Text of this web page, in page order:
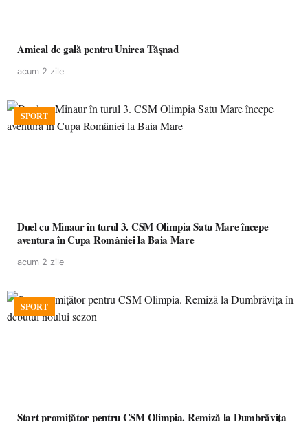
Amical de gală pentru Unirea Tășnad
acum 2 zile
SPORT
Duel cu Minaur în turul 3. CSM Olimpia Satu Mare începe
aventura în Cupa României la Baia Mare
acum 2 zile
SPORT
Start promițător pentru CSM Olimpia. Remiză la Dumbrăvița